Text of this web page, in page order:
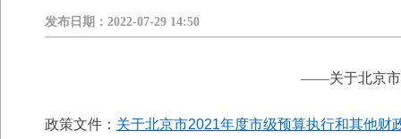
发布日期： 2022-07-29 14:50
——关于北京市
政策文件： 关于北京市2021年度市级预算执行和其他财